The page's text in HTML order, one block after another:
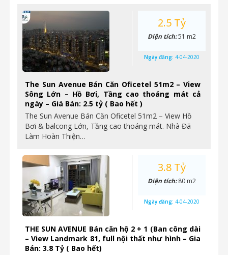
The Sun Avenue Bán Căn Oficetel 51m2 – View
Sông Lớn – Hồ Bơi, Tầng cao thoáng mát cả
ngày – Giá Bán: 2.5 tỷ ( Bao hết )
The Sun Avenue Bán Căn Oficetel 51m2 – View Hồ
Bơi & balcong Lớn, Tầng cao thoáng mát. Nhà Đã
Làm Hoàn Thiện…
2.5 Tỷ
Diện tích:51 m2
Ngày đăng: 4-04-2020
THE SUN AVENUE Bán căn hộ 2 + 1 (Ban công dài
– View Landmark 81, full nội thất như hình – Gia
Bán: 3.8 Tỷ ( Bao hết)
3.8 Tỷ
Diện tích:80 m2
Ngày đăng: 4-04-2020